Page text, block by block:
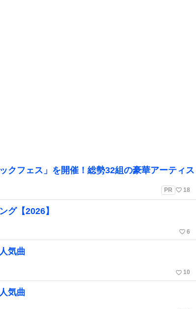
クフェス」を開催！総勢32組の豪華アーティス
PR favorite_border 18
グ【2026】
favorite_border 6
気曲
favorite_border 10
気曲